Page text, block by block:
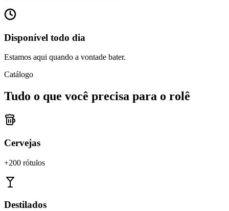
Disponível todo dia
Estamos aqui quando a vontade bater.
Catálogo
Tudo o que você precisa para o rolê
Cervejas
+200 rótulos
Destilados